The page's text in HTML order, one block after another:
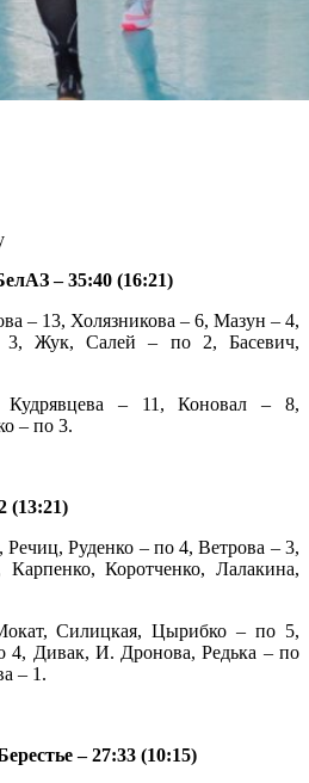
– 35:40 (16:21)
– 13, Холязникова – 6, Мазун – 4,
Жук, Салей – по 2, Басевич,
– 11, Коновал – 8,
– по 3.
(13:21)
Речиц, Руденко – по 4, Ветрова – 3,
Коротченко, Лалакина,
Силицкая, Цырибко – по 5,
4, Дивак, И. Дронова, Редька – по
– 1.
– 27:33 (10:15)